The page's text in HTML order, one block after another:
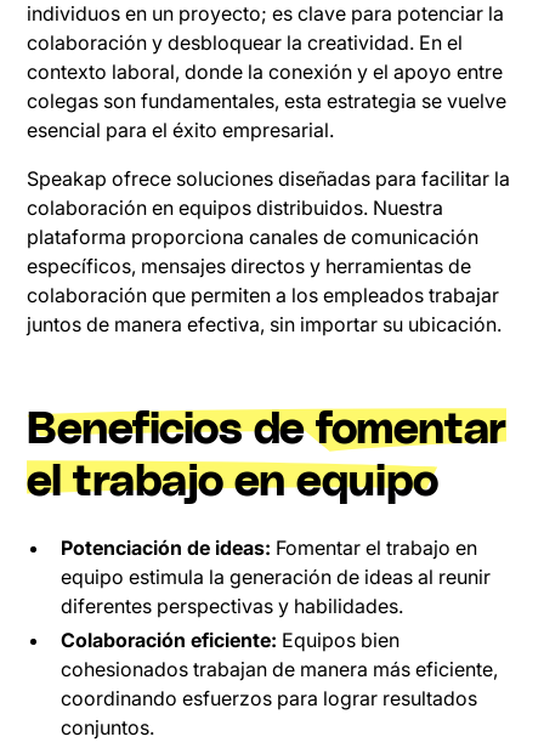
individuos en un proyecto; es clave para potenciar la
colaboración y desbloquear la creatividad. En el
contexto laboral, donde la conexión y el apoyo entre
colegas son fundamentales, esta estrategia se vuelve
esencial para el éxito empresarial.
Speakap ofrece soluciones diseñadas para facilitar la
colaboración en equipos distribuidos. Nuestra
plataforma proporciona canales de comunicación
específicos, mensajes directos y herramientas de
colaboración que permiten a los empleados trabajar
juntos de manera efectiva, sin importar su ubicación.
Beneficios de fomentar
el trabajo en equipo
Potenciación de ideas: Fomentar el trabajo en
equipo estimula la generación de ideas al reunir
diferentes perspectivas y habilidades.
Colaboración eficiente: Equipos bien
cohesionados trabajan de manera más eficiente,
coordinando esfuerzos para lograr resultados
conjuntos.